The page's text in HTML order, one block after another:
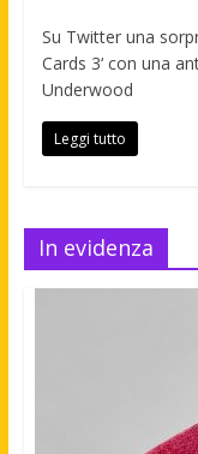
Su Twitter una
Cards 3‘ con una
Underwood
Leggi tutto
In evidenza